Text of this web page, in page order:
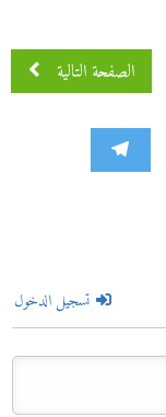
الصفحة التالية
تسجيل الدخول